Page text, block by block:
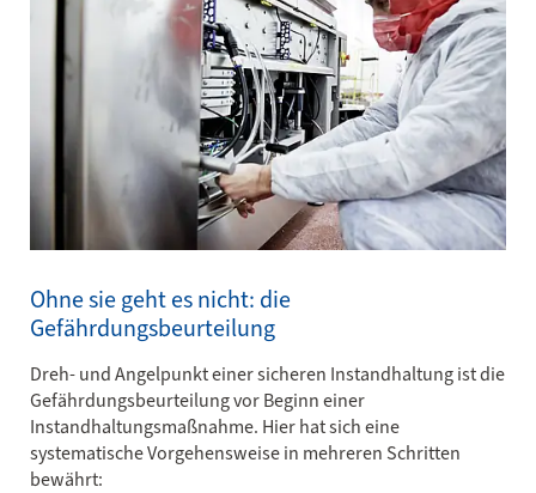
Ohne sie geht es nicht: die
Gefährdungsbeurteilung
Dreh- und Angelpunkt einer sicheren Instandhaltung ist die
Gefährdungsbeurteilung vor Beginn einer
Instandhaltungsmaßnahme. Hier hat sich eine
systematische Vorgehensweise in mehreren Schritten
bewährt: